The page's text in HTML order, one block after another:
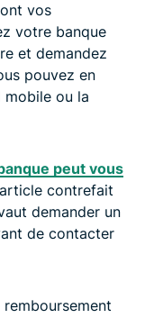
vos
votre banque
et demandez
pouvez en
mobile ou la
peut vous
contrefait
demander un
de contacter